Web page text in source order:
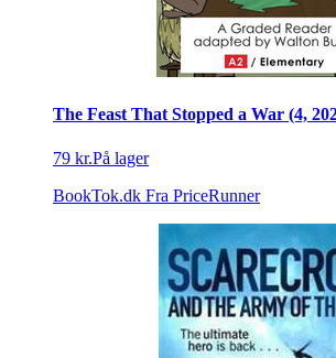
The Feast That Stopped a War (4,
79 kr.På lager
BookTok.dk Fra PriceRunner